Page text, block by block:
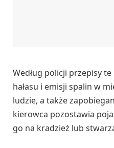
Według policji przepisy
hałasu i emisji spalin w
ludzie, a także
kierowca pozostawia
go na kradzież lub